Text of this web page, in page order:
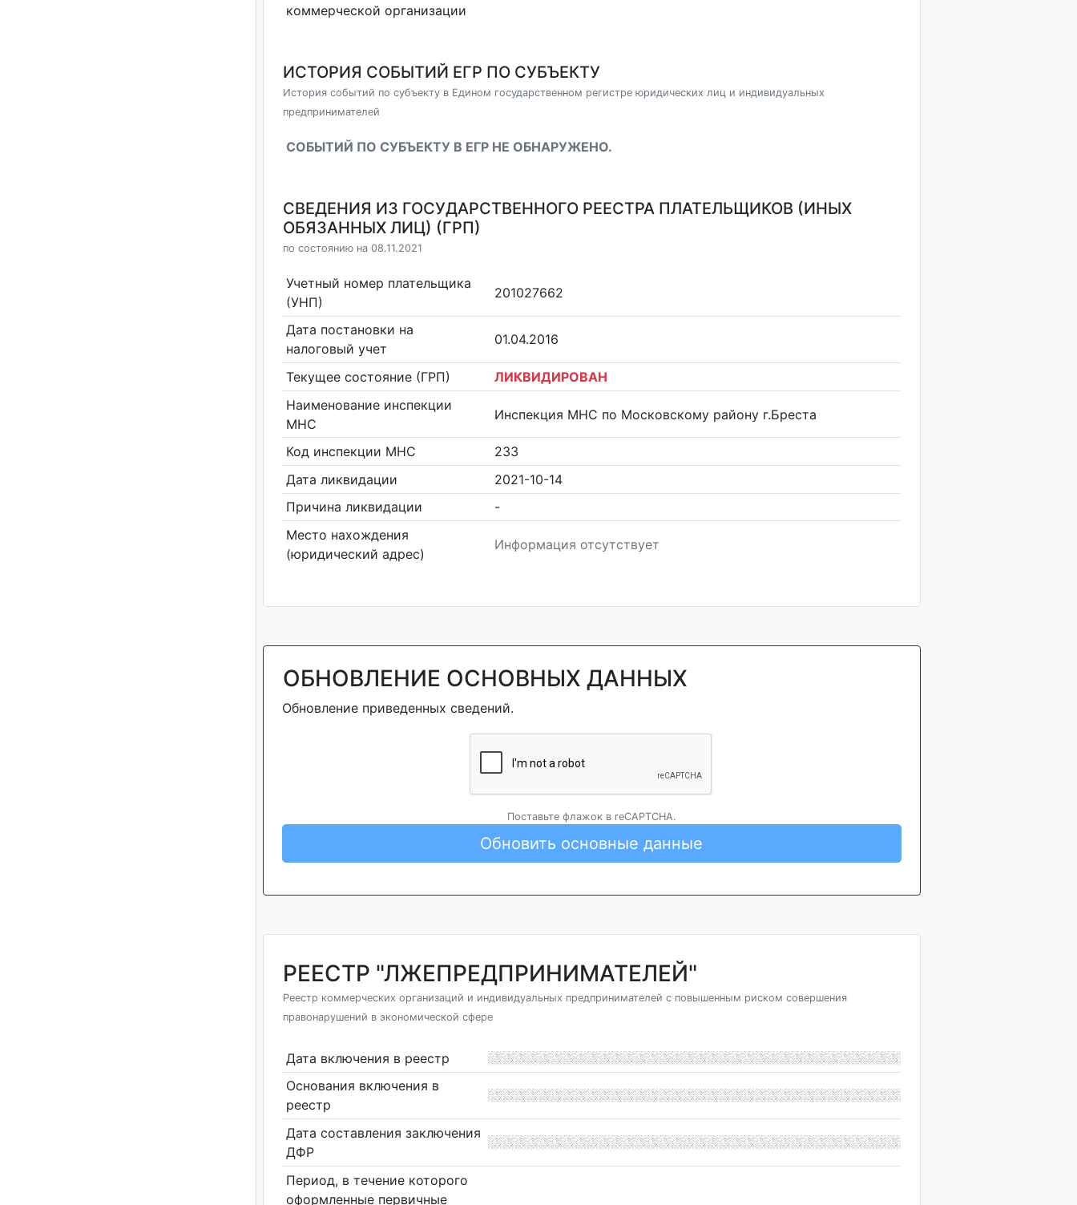
коммерческой организации
ИСТОРИЯ СОБЫТИЙ ЕГР ПО СУБЪЕКТУ
История событий по субъекту в Едином государственном регистре юридических лиц и индивидуальных
предпринимателей
СОБЫТИЙ ПО СУБЪЕКТУ В ЕГР НЕ ОБНАРУЖЕНО.
СВЕДЕНИЯ ИЗ ГОСУДАРСТВЕННОГО РЕЕСТРА ПЛАТЕЛЬЩИКОВ (ИНЫХ
ОБЯЗАННЫХ ЛИЦ) (ГРП)
по состоянию на 08.11.2021
Учетный номер плательщика
(УНП)
201027662
Дата постановки на
налоговый учет
01.04.2016
Текущее состояние (ГРП)
ЛИКВИДИРОВАН
Наименование инспекции
МНС
Инспекция МНС по Московскому району г.Бреста
Код инспекции МНС
233
Дата ликвидации
2021-10-14
Причина ликвидации
-
Место нахождения
(юридический адрес)
Информация отсутствует
ОБНОВЛЕНИЕ ОСНОВНЫХ ДАННЫХ
Обновление приведенных сведений.
Поставьте флажок в reCAPTCHA.
Обновить основные данные
РЕЕСТР "ЛЖЕПРЕДПРИНИМАТЕЛЕЙ"
Реестр коммерческих организаций и индивидуальных предпринимателей с повышенным риском совершения
правонарушений в экономической сфере
Дата включения в реестр
Основания включения в
реестр
Дата составления заключения
ДФР
Период, в течение которого
оформленные первичные